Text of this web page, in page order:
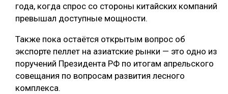
года, когда спрос со стороны китайских компаний
превышал доступные мощности.
Также пока остаётся открытым вопрос об
экспорте пеллет на азиатские рынки — это одно из
поручений Президента РФ по итогам апрельского
совещания по вопросам развития лесного
комплекса.